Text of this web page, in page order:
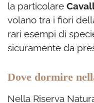
la particolare
volano tra i fiori
rari esempi di
sicuramente da
Dove dormire
Nella Riserva